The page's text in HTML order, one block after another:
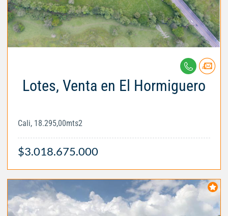
Lotes, Venta en El Hormiguero
Cali, 18.295,00mts2
$3.018.675.000